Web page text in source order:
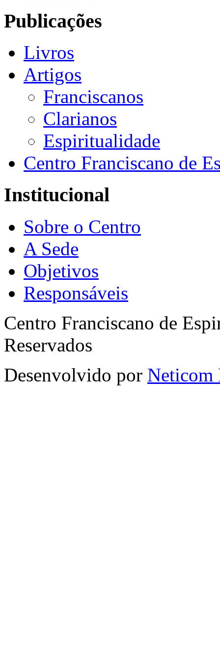
Publicações
Livros
Artigos
Franciscanos
Clarianos
Espiritualidade
Centro Franciscano de
Institucional
Sobre o Centro
A Sede
Objetivos
Responsáveis
Centro Franciscano de
Reservados
Desenvolvido por Neticom